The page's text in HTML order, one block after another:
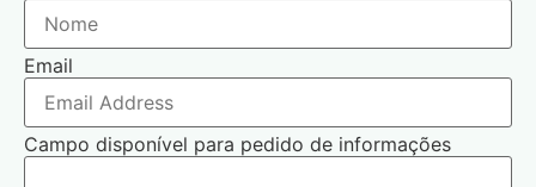
Email
Campo disponível para pedido de informações